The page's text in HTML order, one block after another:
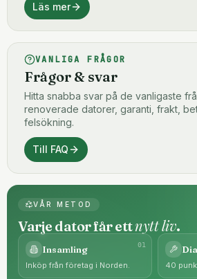
Läs mer
VANLIGA FRÅGOR
Frågor & svar
Hitta snabba svar på de vanligaste
renoverade datorer, garanti, frakt,
felsökning.
Till FAQ
VÅR METOD
Varje dator får ettnytt liv.
01
Insamling
Inköp från företag i Norden. 40